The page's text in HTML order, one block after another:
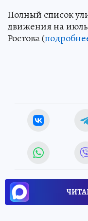
Полный список
движения на июль
Ростова (